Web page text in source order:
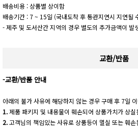
배송비용 : 상품별 상이함
배송기간 : 7 ~ 15일 (국내도착 후 통관지연시 지연될
- 제주 및 도서산간 지역의 경우 별도의 추가금액이 발
교환/반품
-교환/반품 안내
아래의 불가 사유에 해당하지 않는 경우 구매 후 7일
1.제품 패키지 및 내용물이 훼손되어 상품가치가 상실
2.고객님의 책임있는 사유로 상품등이 멸실 또는 훼